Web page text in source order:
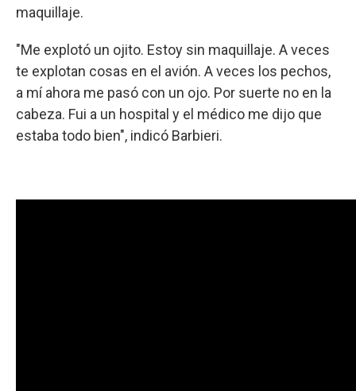
maquillaje.
"Me explotó un ojito. Estoy sin maquillaje. A veces
te explotan cosas en el avión. A veces los pechos,
a mí ahora me pasó con un ojo. Por suerte no en la
cabeza. Fui a un hospital y el médico me dijo que
estaba todo bien", indicó Barbieri.